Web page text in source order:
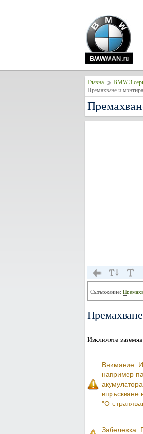
Главна BMW 3
Премахване и
Съдържание:
Премахване
Изключете
Внимание:
например
впръскване
Забележка: